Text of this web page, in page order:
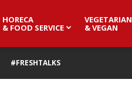
HORECA
& FOOD SERVICE
VEGETARIAN
& VEGAN
#FRESHTALKS